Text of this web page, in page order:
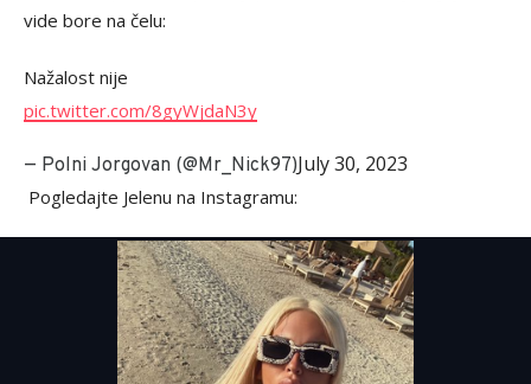
vide bore na čelu:
Nažalost nije
pic.twitter.com/8gyWjdaN3y
— Polni Jorgovan (@Mr_Nick97)July 30, 2023
Pogledajte Jelenu na Instagramu: